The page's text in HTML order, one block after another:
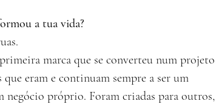
a tua vida?
marca que se converteu num projeto
eram e continuam sempre a ser um
negócio próprio. Foram criadas para outros,